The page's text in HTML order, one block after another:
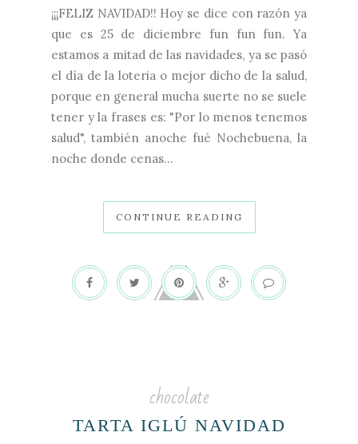
¡¡¡FELIZ NAVIDAD!! Hoy se dice con razón ya
que es 25 de diciembre fun fun fun. Ya
estamos a mitad de las navidades, ya se pasó
el día de la loteria o mejor dicho de la salud,
porque en general mucha suerte no se suele
tener y la frases es: "Por lo menos tenemos
salud", también anoche fué Nochebuena, la
noche donde cenas...
CONTINUE READING
chocolate
TARTA IGLÚ NAVIDAD